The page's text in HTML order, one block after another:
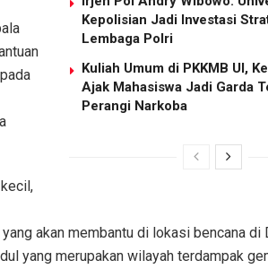
Kepolisian Jadi Investasi
Lembaga Polri
Kuliah Umum di PKKMB UI,
Ajak Mahasiswa Jadi Garda
Perangi Narkoba
akan membantu di lokasi bencana di
yang merupakan wilayah terdampak